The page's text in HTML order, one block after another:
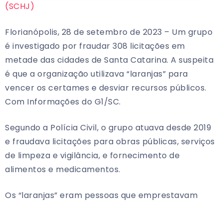
(SCHJ)
Florianópolis, 28 de setembro de 2023 – Um grupo
é investigado por fraudar 308 licitações em
metade das cidades de Santa Catarina. A suspeita
é que a organização utilizava “laranjas” para
vencer os certames e desviar recursos públicos.
Com Informações do G1/SC.
Segundo a Polícia Civil, o grupo atuava desde 2019
e fraudava licitações para obras públicas, serviços
de limpeza e vigilância, e fornecimento de
alimentos e medicamentos.
Os “laranjas” eram pessoas que emprestavam